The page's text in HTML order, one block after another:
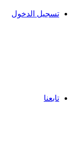
تسجيل الدخول
تابعنا